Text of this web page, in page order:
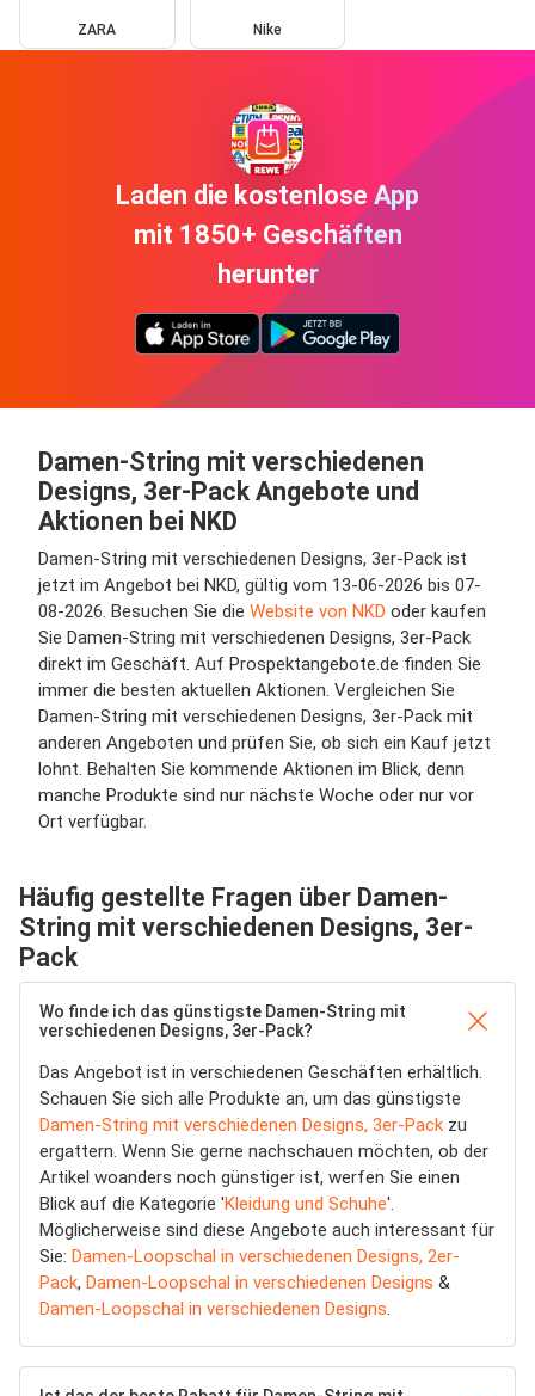
ZARA Nike
Laden die kostenlose App
mit 1850+ Geschäften
herunter
Damen-String mit verschiedenen
Designs, 3er-Pack Angebote und
Aktionen bei NKD
Damen-String mit verschiedenen Designs, 3er-Pack ist
jetzt im Angebot bei NKD, gültig vom 13-06-2026 bis 07-
08-2026. Besuchen Sie die Website von NKD oder kaufen
Sie Damen-String mit verschiedenen Designs, 3er-Pack
direkt im Geschäft. Auf Prospektangebote.de finden Sie
immer die besten aktuellen Aktionen. Vergleichen Sie
Damen-String mit verschiedenen Designs, 3er-Pack mit
anderen Angeboten und prüfen Sie, ob sich ein Kauf jetzt
lohnt. Behalten Sie kommende Aktionen im Blick, denn
manche Produkte sind nur nächste Woche oder nur vor
Ort verfügbar.
Häufig gestellte Fragen über Damen-
String mit verschiedenen Designs, 3er-
Pack
Wo finde ich das günstigste Damen-String mit
verschiedenen Designs, 3er-Pack?
Das Angebot ist in verschiedenen Geschäften erhältlich.
Schauen Sie sich alle Produkte an, um das günstigste
Damen-String mit verschiedenen Designs, 3er-Pack zu
ergattern. Wenn Sie gerne nachschauen möchten, ob der
Artikel woanders noch günstiger ist, werfen Sie einen
Blick auf die Kategorie 'Kleidung und Schuhe'.
Möglicherweise sind diese Angebote auch interessant für
Sie: Damen-Loopschal in verschiedenen Designs, 2er-
Pack, Damen-Loopschal in verschiedenen Designs &
Damen-Loopschal in verschiedenen Designs.